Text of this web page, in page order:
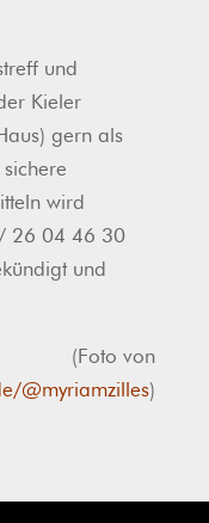
und
Kieler
gern als
wird
26 04 46 30
und
(Foto von
@myriamzilles)